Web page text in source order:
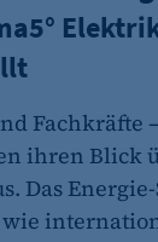
Fachkräfte
ihren Blick
Das
wie